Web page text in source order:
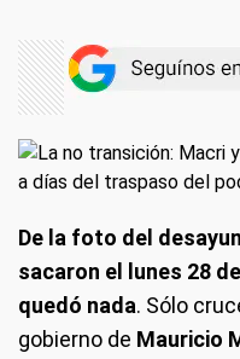
De la foto del
sacaron el lunes 28
quedó nada. Sólo
gobierno de Mauricio